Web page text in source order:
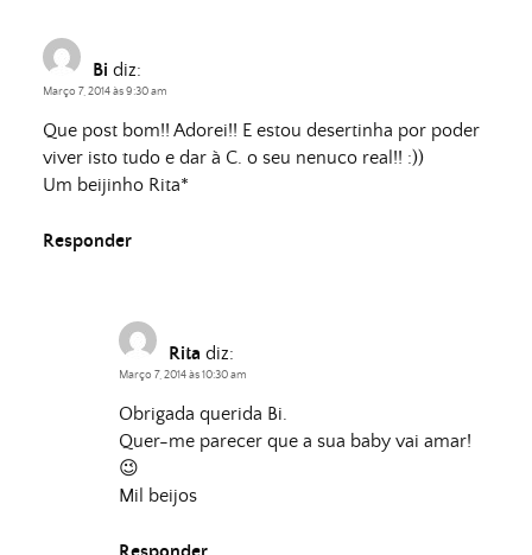
Bi diz:
Março 7, 2014 às 9:30 am
Que post bom!! Adorei!! E estou desertinha por poder
viver isto tudo e dar à C. o seu nenuco real!! :))
Um beijinho Rita*
Responder
Rita diz:
Março 7, 2014 às 10:30 am
Obrigada querida Bi.
Quer-me parecer que a sua baby vai amar!
😉
Mil beijos